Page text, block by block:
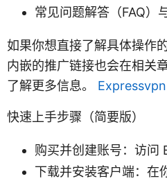
常见问题解答（FAQ）
如果你想直接了解具体操作
内嵌的推广链接也会在相关
了解更多信息。
快速上手步骤（简要版）
购买并创建账号：访问
下载并安装客户端：在